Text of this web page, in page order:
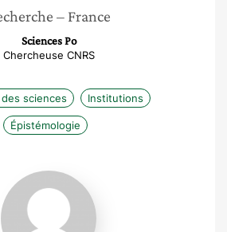
– France
Sciences Po
Chercheuse CNRS
sciences Institutions
Épistémologie
Laure
Mamy